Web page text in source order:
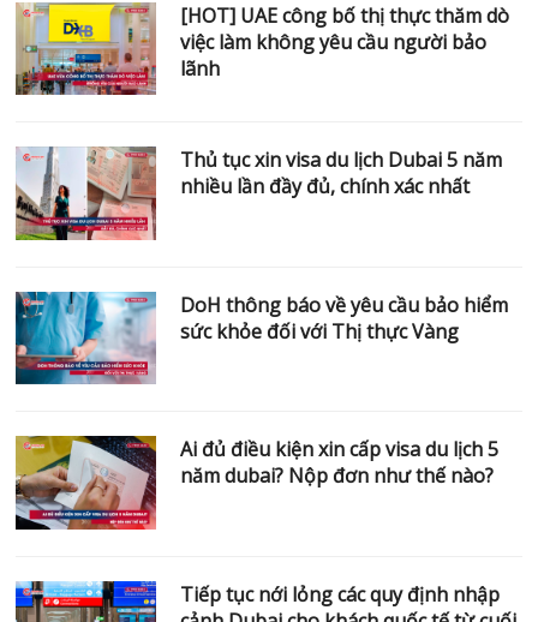
[HOT] UAE công bố thị thực thăm dò
việc làm không yêu cầu người bảo
lãnh
Thủ tục xin visa du lịch Dubai 5 năm
nhiều lần đầy đủ, chính xác nhất
DoH thông báo về yêu cầu bảo hiểm
sức khỏe đối với Thị thực Vàng
Ai đủ điều kiện xin cấp visa du lịch 5
năm dubai? Nộp đơn như thế nào?
Tiếp tục nới lỏng các quy định nhập